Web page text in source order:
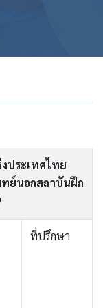
ประเทศไทย
ย์นอกสถาบันฝึก
ที่ปรึกษา